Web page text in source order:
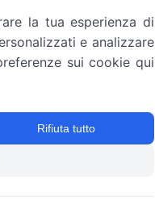
la tua esperienza di
e analizzare
sui cookie qui
Rifiuta tutto